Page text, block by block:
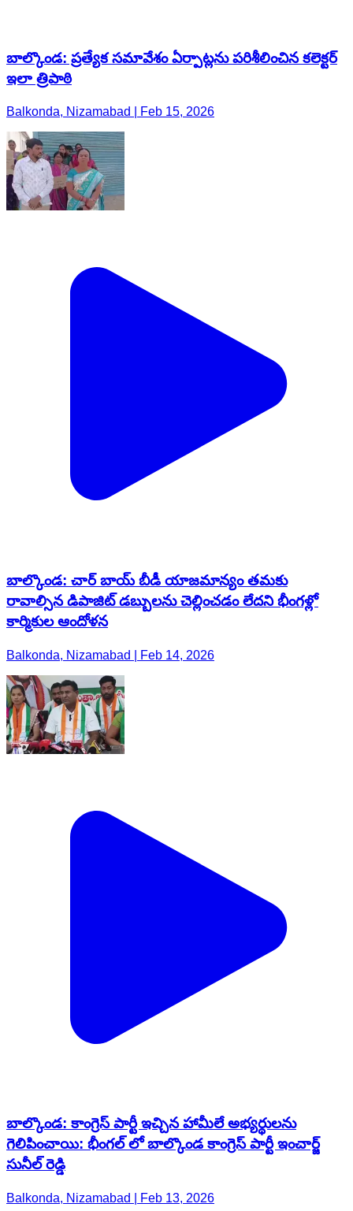
బాల్కొండ: ప్రత్యేక సమావేశం ఏర్పాట్లను పరిశీలించిన కలెక్టర్
ఇలా త్రిపాఠి
Balkonda, Nizamabad | Feb 15, 2026
బాల్కొండ: చార్ బాయ్ బీడీ యాజమాన్యం తమకు
రావాల్సిన డిపాజిట్ డబ్బులను చెల్లించడం లేదని భీంగళ్లో
కార్మికుల ఆందోళన
Balkonda, Nizamabad | Feb 14, 2026
బాల్కొండ: కాంగ్రెస్ పార్టీ ఇచ్చిన హామీలే అభ్యర్థులను
గెలిపించాయి: భీంగల్ లో బాల్కొండ కాంగ్రెస్ పార్టీ ఇంచార్జ్
సునీల్ రెడ్డి
Balkonda, Nizamabad | Feb 13, 2026